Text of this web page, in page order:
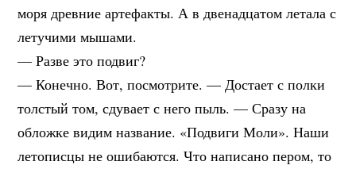
моря древние артефакты. А в двенадцатом летала с
летучими мышами.
— Разве это подвиг?
— Конечно. Вот, посмотрите. — Достает с полки
толстый том, сдувает с него пыль. — Сразу на
обложке видим название. «Подвиги Моли». Наши
летописцы не ошибаются. Что написано пером, то